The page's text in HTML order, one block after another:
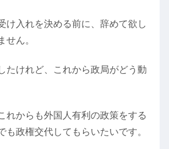
け入れを決める前に、辞めて欲し
せん。
たけれど、これから政局がどう動
れからも外国人有利の政策をする
も政権交代してもらいたいです。